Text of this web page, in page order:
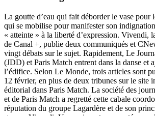
La goutte d’eau qui fait déborder le vase pour
qui se mobilise pour manifester son
« atteinte » à la liberté d’expression. Vivendi,
de Canal +, publie deux communiqués et
vingt débats sur le sujet. Rapidement, Le
(JDD) et Paris Match entrent dans la danse et
l’édifice. Selon Le Monde, trois articles sont
12 février, en plus de deux tribunes sur le site
éditorial dans Paris Match. La société des
et de Paris Match a regretté cette cabale
réputation du groupe Lagardère et de son